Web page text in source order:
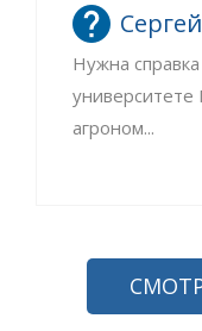
Сергей
Нужна
университете
агроном...